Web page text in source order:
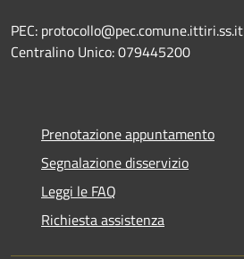
PEC: protocollo@pec.comune.ittiri.ss.it
Centralino Unico: 079445200
Prenotazione appuntamento
Segnalazione disservizio
Leggi le FAQ
Richiesta assistenza